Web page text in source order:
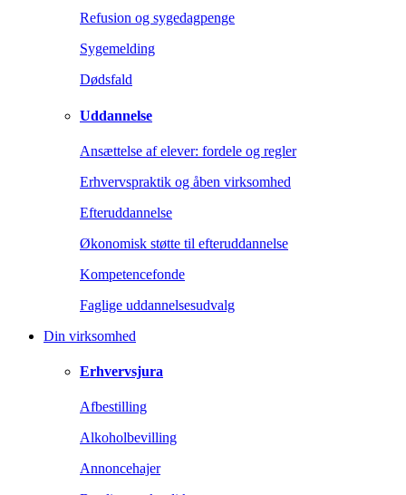
Refusion og sygedagpenge
Sygemelding
Dødsfald
Uddannelse
Ansættelse af elever: fordele og regler
Erhvervspraktik og åben virksomhed
Efteruddannelse
Økonomisk støtte til efteruddannelse
Kompetencefonde
Faglige uddannelsesudvalg
Din virksomhed
Erhvervsjura
Afbestilling
Alkoholbevilling
Annoncehajer